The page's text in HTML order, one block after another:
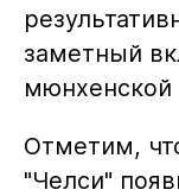
заметный
Отметим,
"Челси"